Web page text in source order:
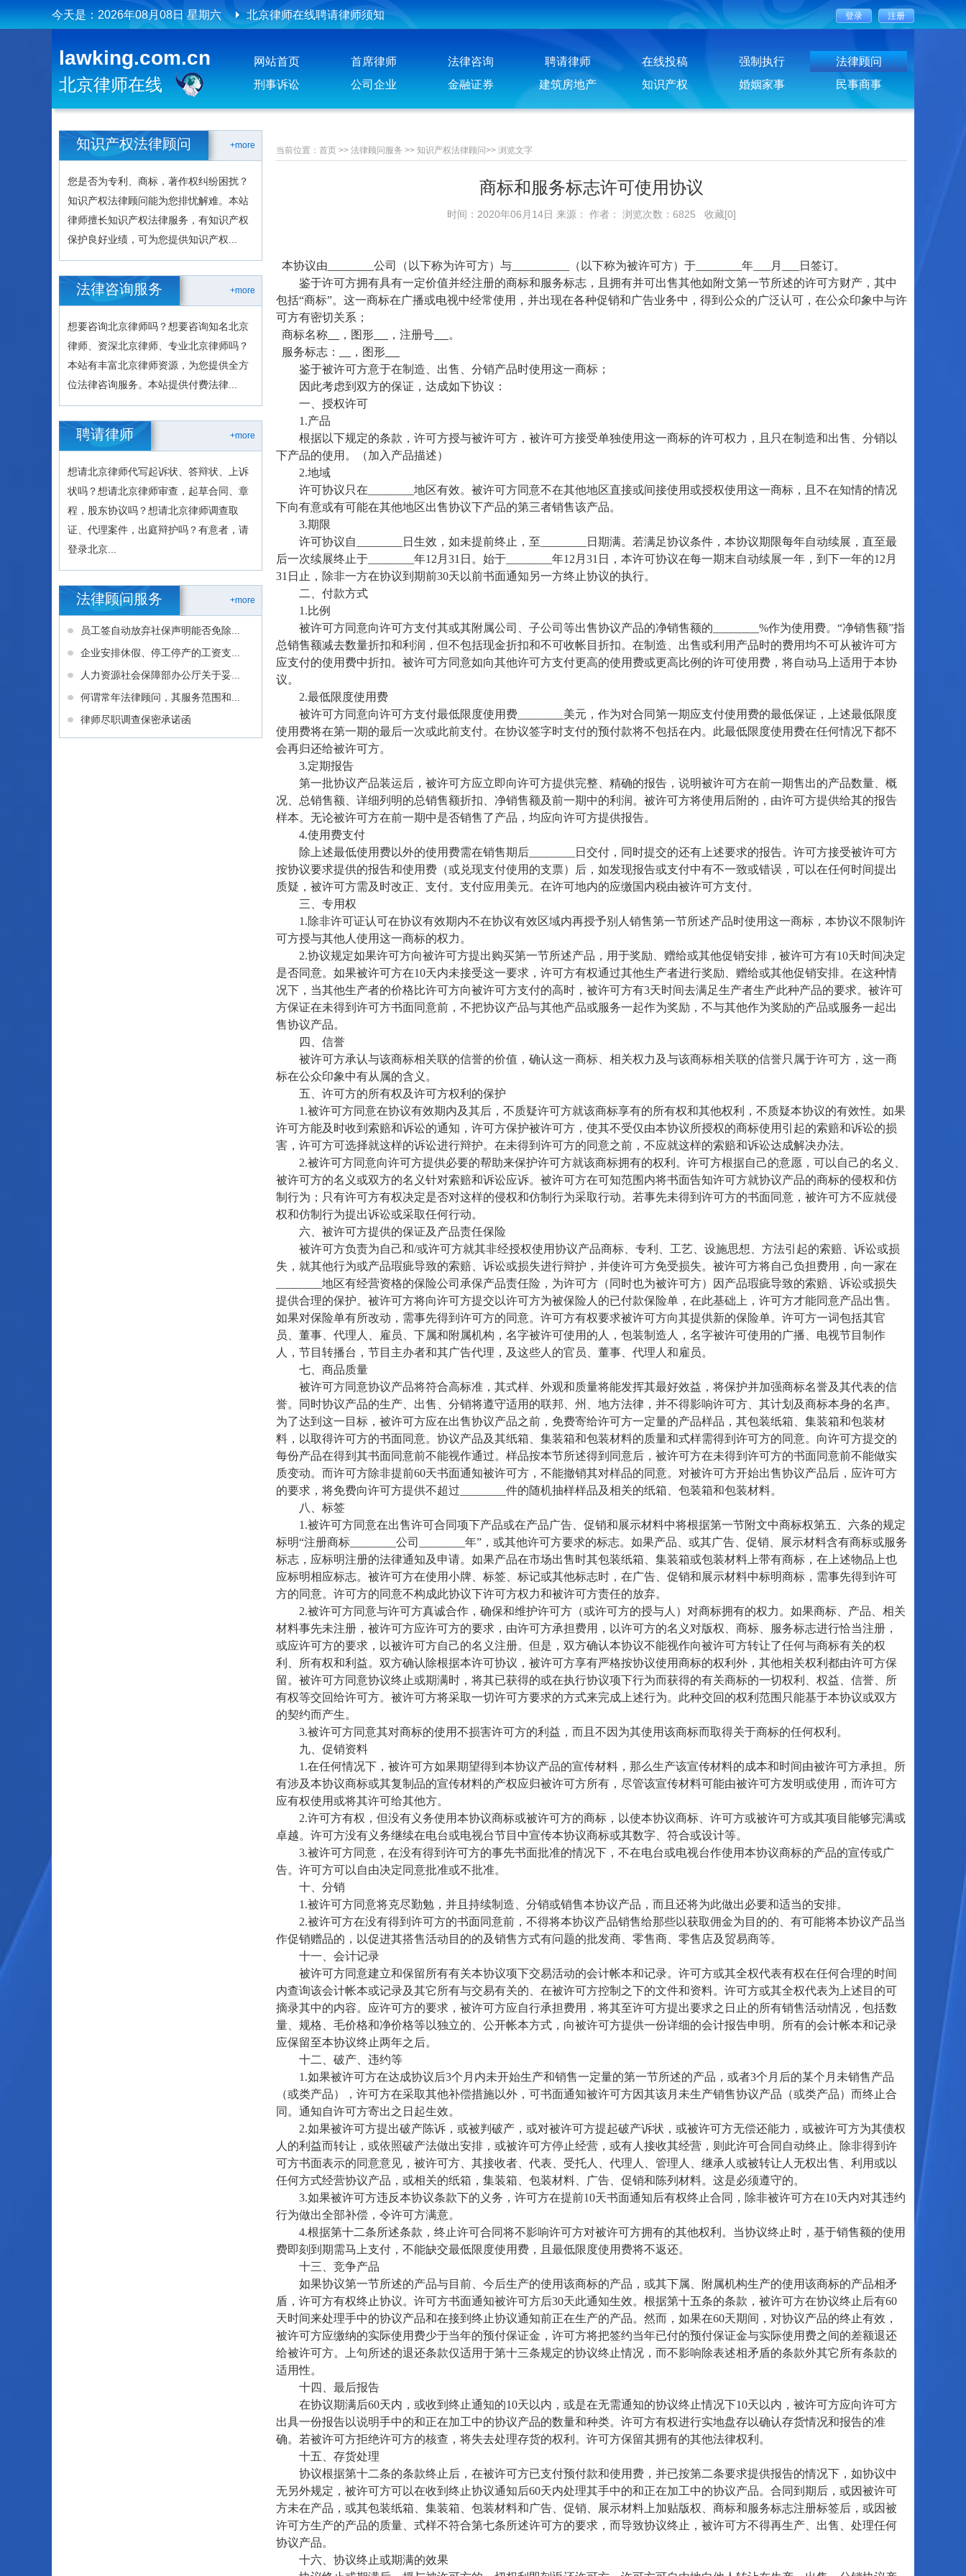
今天是： 2026年08月08日 星期六 北京律师在线聘请律师须知
北京律师在线聘请律师须知
lawking.com.cn
北京律师在线
网站首页 首席律师 法律咨询 聘请律师 在线投稿 强制执行
法律顾问
刑事诉讼
公司企业 金融证券 建筑房地产 知识产权 婚姻家事 民事商事
+more
知识产权法律顾问
您是否为专利、商标，著作权纠纷困扰？
知识产权法律顾问能为您排忧解难。本站
律师擅长知识产权法律服务，有知识产权
保护良好业绩，可为您提供知识产权...
+more
法律咨询服务
想要咨询北京律师吗？想要咨询知名北京
律师、资深北京律师、专业北京律师吗？
本站有丰富北京律师资源，为您提供全方
位法律咨询服务。本站提供付费法律...
+more
聘请律师
想请北京律师代写起诉状、答辩状、上诉
状吗？想请北京律师审查，起草合同、章
程，股东协议吗？想请北京律师调查取
证、代理案件，出庭辩护吗？有意者，请
登录北京...
+more
法律顾问服务
员工签自动放弃社保声明能否免除...
企业安排休假、停工停产的工资支...
人力资源社会保障部办公厅关于妥...
何谓常年法律顾问，其服务范围和...
律师尽职调查保密承诺函
当前位置： 首页 >> 法律顾问服务 >> 知识产权法律顾问>> 浏览文字
商标和服务标志许可使用协议
时间：2020年06月14日 来源： 作者： 浏览次数：6825 收藏[0]
本协议由________公司（以下称为许可方）与__________（以下称为被许可方）于________年___月___日签订。
鉴于许可方拥有具有一定价值并经注册的商标和服务标志，且拥有并可出售其他如附文第一节所述的许可方财产，其中
包括“商标”。这一商标在广播或电视中经常使用，并出现在各种促销和广告业务中，得到公众的广泛认可，在公众印象中与许
可方有密切关系；
商标名称
，图形 ，注册号
。
服务标志：
，图形
鉴于被许可方意于在制造、出售、分销产品时使用这一商标；
因此考虑到双方的保证，达成如下协议：
一、授权许可
1.产品
根据以下规定的条款，许可方授与被许可方，被许可方接受单独使用这一商标的许可权力，且只在制造和出售、分销以
下产品的使用。（加入产品描述）
2.地域
许可协议只在________地区有效。被许可方同意不在其他地区直接或间接使用或授权使用这一商标，且不在知情的情况
下向有意或有可能在其他地区出售协议下产品的第三者销售该产品。
3.期限
许可协议自________日生效，如未提前终止，至________日期满。若满足协议条件，本协议期限每年自动续展，直至最
后一次续展终止于________年12月31日。始于________年12月31日，本许可协议在每一期末自动续展一年，到下一年的12月
31日止，除非一方在协议到期前30天以前书面通知另一方终止协议的执行。
二、付款方式
1.比例
被许可方同意向许可方支付其或其附属公司、子公司等出售协议产品的净销售额的________%作为使用费。“净销售额”指
总销售额减去数量折扣和利润，但不包括现金折扣和不可收帐目折扣。在制造、出售或利用产品时的费用均不可从被许可方
应支付的使用费中折扣。被许可方同意如向其他许可方支付更高的使用费或更高比例的许可使用费，将自动马上适用于本协
议。
2.最低限度使用费
被许可方同意向许可方支付最低限度使用费________美元，作为对合同第一期应支付使用费的最低保证，上述最低限度
使用费将在第一期的最后一次或此前支付。在协议签字时支付的预付款将不包括在内。此最低限度使用费在任何情况下都不
会再归还给被许可方。
3.定期报告
第一批协议产品装运后，被许可方应立即向许可方提供完整、精确的报告，说明被许可方在前一期售出的产品数量、概
况、总销售额、详细列明的总销售额折扣、净销售额及前一期中的利润。被许可方将使用后附的，由许可方提供给其的报告
样本。无论被许可方在前一期中是否销售了产品，均应向许可方提供报告。
4.使用费支付
除上述最低使用费以外的使用费需在销售期后________日交付，同时提交的还有上述要求的报告。许可方接受被许可方
按协议要求提供的报告和使用费（或兑现支付使用的支票）后，如发现报告或支付中有不一致或错误，可以在任何时间提出
质疑，被许可方需及时改正、支付。支付应用美元。在许可地内的应缴国内税由被许可方支付。
三、专用权
1.除非许可证认可在协议有效期内不在协议有效区域内再授予别人销售第一节所述产品时使用这一商标，本协议不限制许
可方授与其他人使用这一商标的权力。
2.协议规定如果许可方向被许可方提出购买第一节所述产品，用于奖励、赠给或其他促销安排，被许可方有10天时间决定
是否同意。如果被许可方在10天内未接受这一要求，许可方有权通过其他生产者进行奖励、赠给或其他促销安排。在这种情
况下，当其他生产者的价格比许可方向被许可方支付的高时，被许可方有3天时间去满足生产者生产此种产品的要求。被许可
方保证在未得到许可方书面同意前，不把协议产品与其他产品或服务一起作为奖励，不与其他作为奖励的产品或服务一起出
售协议产品。
四、信誉
被许可方承认与该商标相关联的信誉的价值，确认这一商标、相关权力及与该商标相关联的信誉只属于许可方，这一商
标在公众印象中有从属的含义。
五、许可方的所有权及许可方权利的保护
1.被许可方同意在协议有效期内及其后，不质疑许可方就该商标享有的所有权和其他权利，不质疑本协议的有效性。如果
许可方能及时收到索赔和诉讼的通知，许可方保护被许可方，使其不受仅由本协议所授权的商标使用引起的索赔和诉讼的损
害，许可方可选择就这样的诉讼进行辩护。在未得到许可方的同意之前，不应就这样的索赔和诉讼达成解决办法。
2.被许可方同意向许可方提供必要的帮助来保护许可方就该商标拥有的权利。许可方根据自己的意愿，可以自己的名义、
被许可方的名义或双方的名义针对索赔和诉讼应诉。被许可方在可知范围内将书面告知许可方就协议产品的商标的侵权和仿
制行为；只有许可方有权决定是否对这样的侵权和仿制行为采取行动。若事先未得到许可方的书面同意，被许可方不应就侵
权和仿制行为提出诉讼或采取任何行动。
六、被许可方提供的保证及产品责任保险
被许可方负责为自己和/或许可方就其非经授权使用协议产品商标、专利、工艺、设施思想、方法引起的索赔、诉讼或损
失，就其他行为或产品瑕疵导致的索赔、诉讼或损失进行辩护，并使许可方免受损失。被许可方将自己负担费用，向一家在
________地区有经营资格的保险公司承保产品责任险，为许可方（同时也为被许可方）因产品瑕疵导致的索赔、诉讼或损失
提供合理的保护。被许可方将向许可方提交以许可方为被保险人的已付款保险单，在此基础上，许可方才能同意产品出售。
如果对保险单有所改动，需事先得到许可方的同意。许可方有权要求被许可方向其提供新的保险单。许可方一词包括其官
员、董事、代理人、雇员、下属和附属机构，名字被许可使用的人，包装制造人，名字被许可使用的广播、电视节目制作
人，节目转播台，节目主办者和其广告代理，及这些人的官员、董事、代理人和雇员。
七、商品质量
被许可方同意协议产品将符合高标准，其式样、外观和质量将能发挥其最好效益，将保护并加强商标名誉及其代表的信
誉。同时协议产品的生产、出售、分销将遵守适用的联邦、州、地方法律，并不得影响许可方、其计划及商标本身的名声。
为了达到这一目标，被许可方应在出售协议产品之前，免费寄给许可方一定量的产品样品，其包装纸箱、集装箱和包装材
料，以取得许可方的书面同意。协议产品及其纸箱、集装箱和包装材料的质量和式样需得到许可方的同意。向许可方提交的
每份产品在得到其书面同意前不能视作通过。样品按本节所述得到同意后，被许可方在未得到许可方的书面同意前不能做实
质变动。而许可方除非提前60天书面通知被许可方，不能撤销其对样品的同意。对被许可方开始出售协议产品后，应许可方
的要求，将免费向许可方提供不超过________件的随机抽样样品及相关的纸箱、包装箱和包装材料。
八、标签
1.被许可方同意在出售许可合同项下产品或在产品广告、促销和展示材料中将根据第一节附文中商标权第五、六条的规定
标明“注册商标________公司________年”，或其他许可方要求的标志。如果产品、或其广告、促销、展示材料含有商标或服务
标志，应标明注册的法律通知及申请。如果产品在市场出售时其包装纸箱、集装箱或包装材料上带有商标，在上述物品上也
应标明相应标志。被许可方在使用小牌、标签、标记或其他标志时，在广告、促销和展示材料中标明商标，需事先得到许可
方的同意。许可方的同意不构成此协议下许可方权力和被许可方责任的放弃。
2.被许可方同意与许可方真诚合作，确保和维护许可方（或许可方的授与人）对商标拥有的权力。如果商标、产品、相关
材料事先未注册，被许可方应许可方的要求，由许可方承担费用，以许可方的名义对版权、商标、服务标志进行恰当注册，
或应许可方的要求，以被许可方自己的名义注册。但是，双方确认本协议不能视作向被许可方转让了任何与商标有关的权
利、所有权和利益。双方确认除根据本许可协议，被许可方享有严格按协议使用商标的权利外，其他相关权利都由许可方保
留。被许可方同意协议终止或期满时，将其已获得的或在执行协议项下行为而获得的有关商标的一切权利、权益、信誉、所
有权等交回给许可方。被许可方将采取一切许可方要求的方式来完成上述行为。此种交回的权利范围只能基于本协议或双方
的契约而产生。
3.被许可方同意其对商标的使用不损害许可方的利益，而且不因为其使用该商标而取得关于商标的任何权利。
九、促销资料
1.在任何情况下，被许可方如果期望得到本协议产品的宣传材料，那么生产该宣传材料的成本和时间由被许可方承担。所
有涉及本协议商标或其复制品的宣传材料的产权应归被许可方所有，尽管该宣传材料可能由被许可方发明或使用，而许可方
应有权使用或将其许可给其他方。
2.许可方有权，但没有义务使用本协议商标或被许可方的商标，以使本协议商标、许可方或被许可方或其项目能够完满或
卓越。许可方没有义务继续在电台或电视台节目中宣传本协议商标或其数字、符合或设计等。
3.被许可方同意，在没有得到许可方的事先书面批准的情况下，不在电台或电视台作使用本协议商标的产品的宣传或广
告。许可方可以自由决定同意批准或不批准。
十、分销
1.被许可方同意将克尽勤勉，并且持续制造、分销或销售本协议产品，而且还将为此做出必要和适当的安排。
2.被许可方在没有得到许可方的书面同意前，不得将本协议产品销售给那些以获取佣金为目的的、有可能将本协议产品当
作促销赠品的，以促进其搭售活动目的的及销售方式有问题的批发商、零售商、零售店及贸易商等。
十一、会计记录
被许可方同意建立和保留所有有关本协议项下交易活动的会计帐本和记录。许可方或其全权代表有权在任何合理的时间
内查询该会计帐本或记录及其它所有与交易有关的、在被许可方控制之下的文件和资料。许可方或其全权代表为上述目的可
摘录其中的内容。应许可方的要求，被许可方应自行承担费用，将其至许可方提出要求之日止的所有销售活动情况，包括数
量、规格、毛价格和净价格等以独立的、公开帐本方式，向被许可方提供一份详细的会计报告申明。所有的会计帐本和记录
应保留至本协议终止两年之后。
十二、破产、违约等
1.如果被许可方在达成协议后3个月内未开始生产和销售一定量的第一节所述的产品，或者3个月后的某个月未销售产品
（或类产品），许可方在采取其他补偿措施以外，可书面通知被许可方因其该月未生产销售协议产品（或类产品）而终止合
同。通知自许可方寄出之日起生效。
2.如果被许可方提出破产陈诉，或被判破产，或对被许可方提起破产诉状，或被许可方无偿还能力，或被许可方为其债权
人的利益而转让，或依照破产法做出安排，或被许可方停止经营，或有人接收其经营，则此许可合同自动终止。除非得到许
可方书面表示的同意意见，被许可方、其接收者、代表、受托人、代理人、管理人、继承人或被转让人无权出售、利用或以
任何方式经营协议产品，或相关的纸箱，集装箱、包装材料、广告、促销和陈列材料。这是必须遵守的。
3.如果被许可方违反本协议条款下的义务，许可方在提前10天书面通知后有权终止合同，除非被许可方在10天内对其违约
行为做出全部补偿，令许可方满意。
4.根据第十二条所述条款，终止许可合同将不影响许可方对被许可方拥有的其他权利。当协议终止时，基于销售额的使用
费即刻到期需马上支付，不能缺交最低限度使用费，且最低限度使用费将不返还。
十三、竞争产品
如果协议第一节所述的产品与目前、今后生产的使用该商标的产品，或其下属、附属机构生产的使用该商标的产品相矛
盾，许可方有权终止协议。许可方书面通知被许可方后30天此通知生效。根据第十五条的条款，被许可方在协议终止后有60
天时间来处理手中的协议产品和在接到终止协议通知前正在生产的产品。然而，如果在60天期间，对协议产品的终止有效，
被许可方应缴纳的实际使用费少于当年的预付保证金，许可方将把签约当年已付的预付保证金与实际使用费之间的差额退还
给被许可方。上句所述的退还条款仅适用于第十三条规定的协议终止情况，而不影响除表述相矛盾的条款外其它所有条款的
适用性。
十四、最后报告
在协议期满后60天内，或收到终止通知的10天以内，或是在无需通知的协议终止情况下10天以内，被许可方应向许可方
出具一份报告以说明手中的和正在加工中的协议产品的数量和种类。许可方有权进行实地盘存以确认存货情况和报告的准
确。若被许可方拒绝许可方的核查，将失去处理存货的权利。许可方保留其拥有的其他法律权利。
十五、存货处理
协议根据第十二条的条款终止后，在被许可方已支付预付款和使用费，并已按第二条要求提供报告的情况下，如协议中
无另外规定，被许可方可以在收到终止协议通知后60天内处理其手中的和正在加工中的协议产品。合同到期后，或因被许可
方未在产品，或其包装纸箱、集装箱、包装材料和广告、促销、展示材料上加贴版权、商标和服务标志注册标签后，或因被
许可方生产的产品的质量、式样不符合第七条所述许可方的要求，而导致协议终止，被许可方不得再生产、出售、处理任何
协议产品。
十六、协议终止或期满的效果